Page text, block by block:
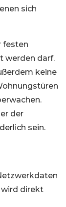
sich
festen
werden darf.
keine
der
sein.
wird direkt